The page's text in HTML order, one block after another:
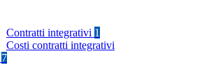
Contratti integrativi 1
Costi contratti integrativi
7